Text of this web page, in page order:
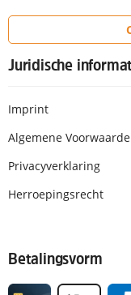
Juridische
Imprint
Algemene
Privacyverklaring
Herroepingsrecht
Betalingsvorm